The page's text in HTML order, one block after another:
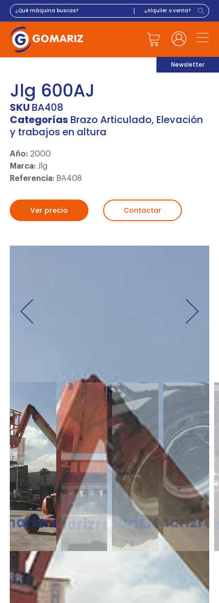
Newsletter
Jlg 600AJ
SKU BA408
Categorías Brazo Articulado, Elevación
y trabajos en altura
Año: 2000
Marca: Jlg
Referencia: BA408
Ver precio Contactar
DESCRIPCIÓN